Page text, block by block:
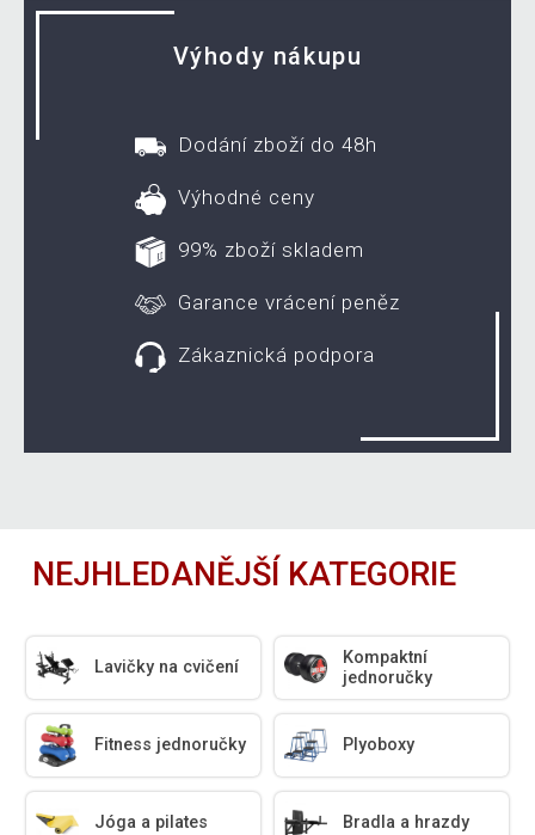
Výhody nákupu
Dodání zboží do 48h
Výhodné ceny
99% zboží skladem
Garance vrácení peněz
Zákaznická podpora
NEJHLEDANĚJŠÍ KATEGORIE
Lavičky na cvičení
Kompaktní
jednoručky
Fitness jednoručky Plyoboxy
Jóga a pilates Bradla a hrazdy